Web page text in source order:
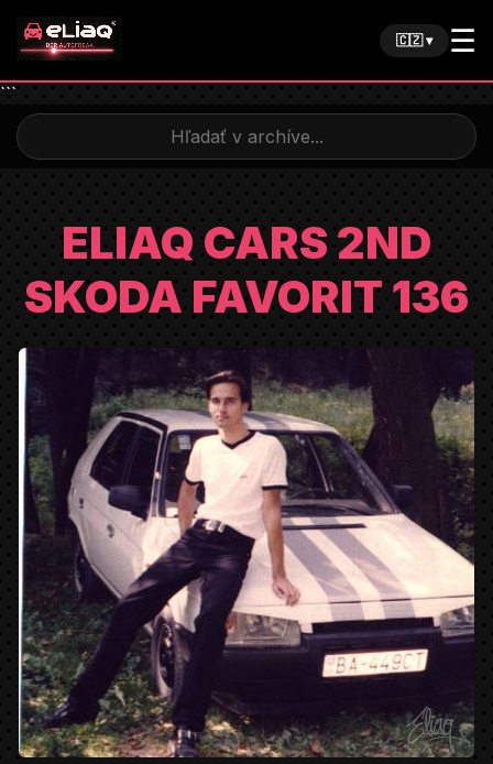
```
🇨🇿 ▾ ☰
ELIAQ CARS 2ND
SKODA FAVORIT 136